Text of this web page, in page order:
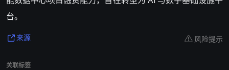
台。
来源 风险提示
关联标签